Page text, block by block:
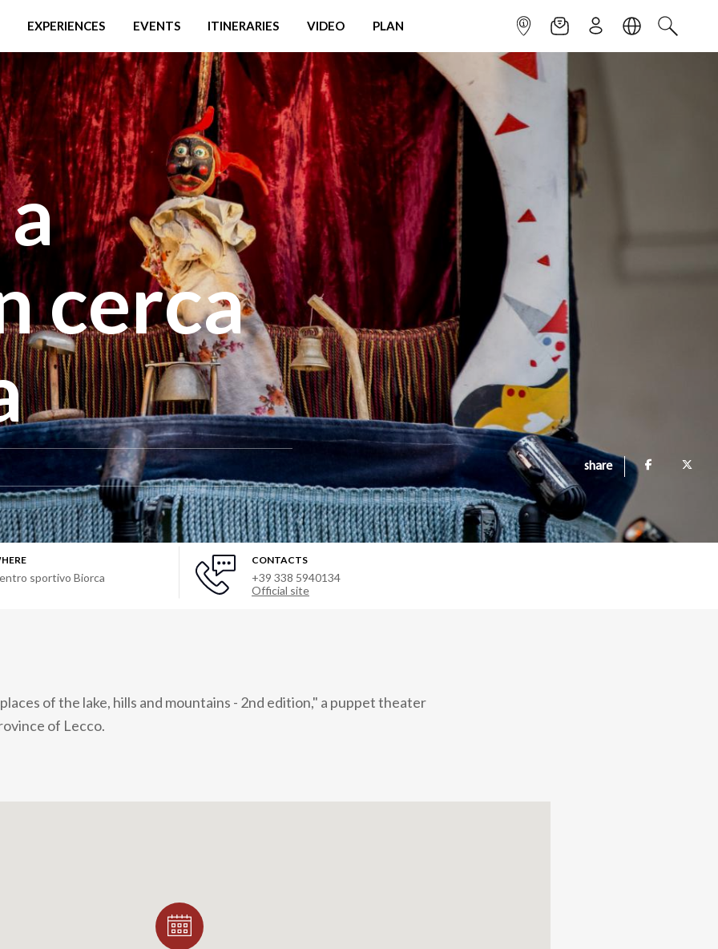
EXPERIENCES EVENTS ITINERARIES VIDEO PLAN INFOPOINTNEWSLETTER
SIGN UPLANGUAGE
SEARCH
cerca
share
sportivo Biorca
CONTACTS
+39 338 5940134
Official site
of the lake, hills and mountains - 2nd edition," a puppet theater
of Lecco.